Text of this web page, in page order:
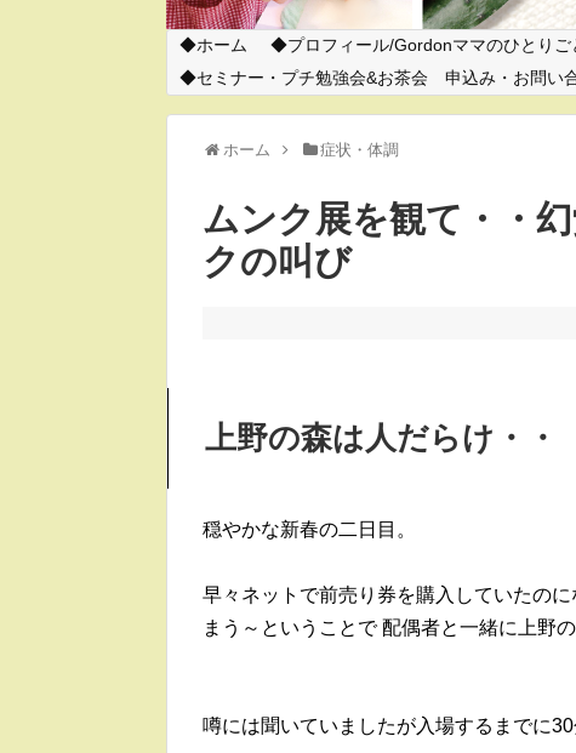
ホーム プロフィール/Gordonママのひとりご
セミナー・プチ勉強会&お茶会 申込み・お問い
ホーム 症状・体調
ムンク展を観て・・
クの叫び
上野の森は人だらけ・・
穏やかな新春の二日目。
早々ネットで前売り券を購入していたの
まう～ということで 配偶者と一緒に上野
噂には聞いていましたが入場するまでに30